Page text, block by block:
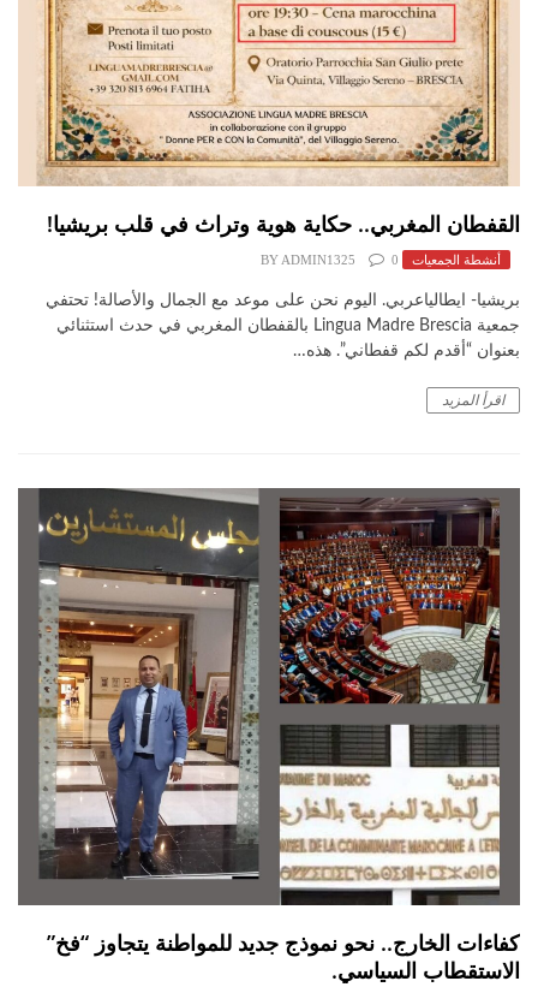
القفطان المغربي.. حكاية هوية وتراث في قلب بريشيا!
أنشطة الجمعيات BY ADMIN1325 0
بريشيا- ايطالياعربي. ​اليوم نحن على موعد مع الجمال والأصالة! تحتفي
جمعية Lingua Madre Brescia بالقفطان المغربي في حدث استثنائي
بعنوان “أقدم لكم قفطاني”. ​هذه…
اقرأ المزيد
كفاءات الخارج.. نحو نموذج جديد للمواطنة يتجاوز “فخ”
الاستقطاب السياسي.